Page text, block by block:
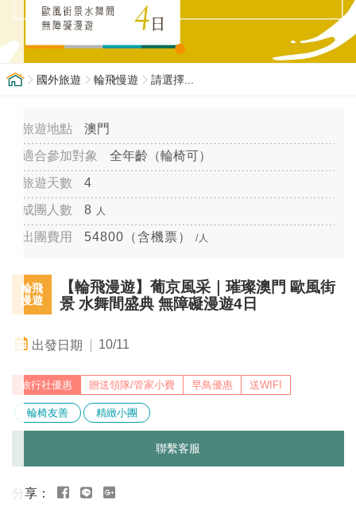
國外旅遊 輪飛慢遊 請選擇...
澳門
全年齡（輪椅可）
4
8
人
54800（含機票） /人
輪飛
慢遊
【輪飛漫遊】葡京風采｜璀璨澳門 歐風街
景 水舞間盛典 無障礙漫遊4日
10/11
贈送領隊/管家小費 早鳥優惠 送WIFI
輪椅友善 精緻小團
聯繫客服